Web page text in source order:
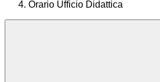
Orario Ufficio Didattica